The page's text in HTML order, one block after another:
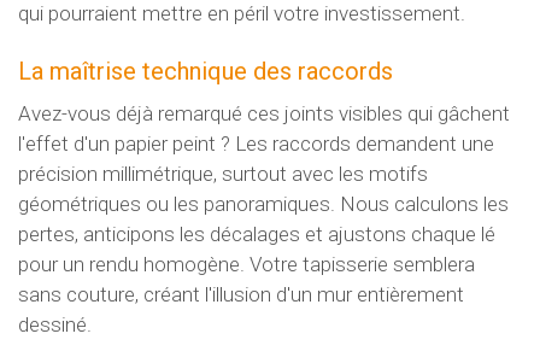
qui pourraient mettre en péril votre investissement.
La maîtrise technique des raccords
Avez-vous déjà remarqué ces joints visibles qui gâchent
l'effet d'un papier peint ? Les raccords demandent une
précision millimétrique, surtout avec les motifs
géométriques ou les panoramiques. Nous calculons les
pertes, anticipons les décalages et ajustons chaque lé
pour un rendu homogène. Votre tapisserie semblera
sans couture, créant l'illusion d'un mur entièrement
dessiné.